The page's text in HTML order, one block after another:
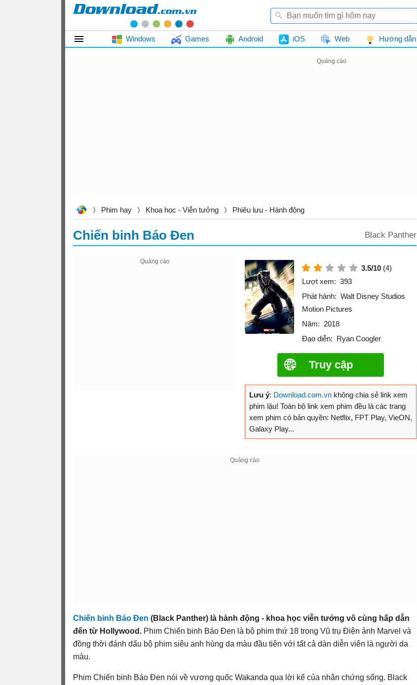
Windows Games Android iOS Web Hướng dẫn
Phim hay Khoa học - Viễn tưởng Phiêu lưu - Hành động
Chiến binh Báo Đen Black Panther
3.5/10 (4)
Lượt xem: 393
Phát hành: Walt Disney Studios
Motion Pictures
Năm: 2018
Đạo diễn: Ryan Coogler
Truy cập
Lưu ý: Download.com.vn không chia sẻ link xem
phim lậu! Toàn bộ link xem phim đều là các trang
xem phim có bản quyền: Netflix, FPT Play, VieON,
Galaxy Play...
Chiến binh Báo Đen (Black Panther) là hành động - khoa học viễn tưởng vô cùng hấp dẫn
đến từ Hollywood. Phim Chiến binh Báo Đen là bộ phim thứ 18 trong Vũ trụ Điện ảnh Marvel và
đồng thời đánh dấu bộ phim siêu anh hùng da màu đầu tiên với tất cả dàn diễn viên là người da
màu.
Phim Chiến binh Báo Đen nói về vương quốc Wakanda qua lời kể của nhân chứng sống. Black